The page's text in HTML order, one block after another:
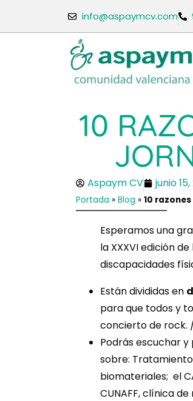
info@aspaymcv.com
10
Aspaym CV junio 15,
Portada » Blog » 10
Esperamos una
la XXXVI edición
discapacidades
Están divididas en
para que todos y
concierto de rock.
Podrás escuchar
sobre:
biomateriales; el
CUNAFF, clínica